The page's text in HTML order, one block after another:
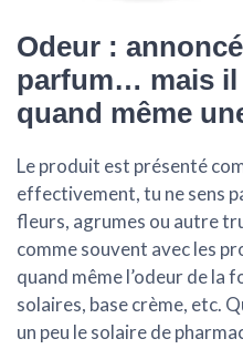
Odeur :
parfum… mais il
quand même
Le produit est présenté
effectivement, tu ne sens
fleurs, agrumes ou autre
comme souvent avec les
quand mêmel’odeur de la
solaires, base crème, etc.
un peu le solaire de